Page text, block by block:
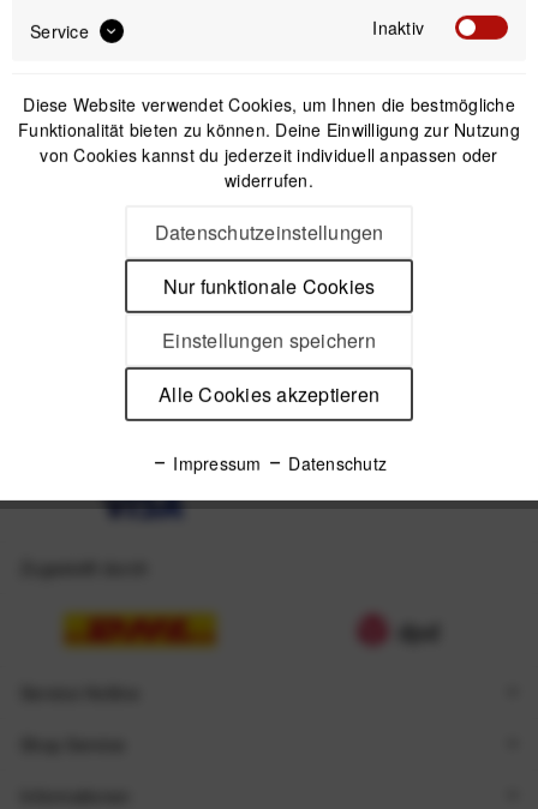
meiner Daten, wie Sie in der
Datenschutzerklärung beschrieben ist.
Unsere Zahlungsarten
Service Inaktiv
Diese Website verwendet Cookies, um Ihnen die bestmögliche
Funktionalität bieten zu können. Deine Einwilligung zur Nutzung
von Cookies kannst du jederzeit individuell anpassen oder
widerrufen.
Datenschutzeinstellungen
Nur funktionale Cookies
Einstellungen speichern
Alle Cookies akzeptieren
Impressum Datenschutz